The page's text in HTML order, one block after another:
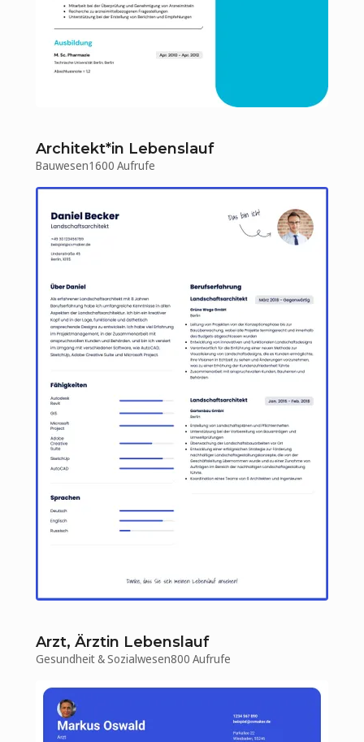
Architekt*in Lebenslauf
Bauwesen1600 Aufrufe
Arzt, Ärztin Lebenslauf
Gesundheit & Sozialwesen800 Aufrufe